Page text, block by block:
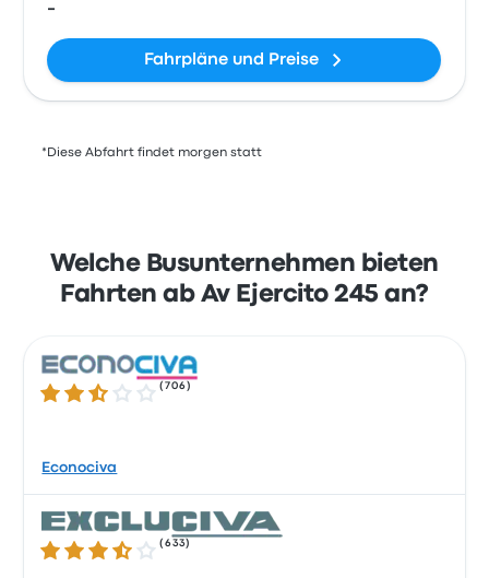
-
Fahrpläne und Preise
*Diese Abfahrt findet morgen statt
Welche Busunternehmen bieten
Fahrten ab Av Ejercito 245 an?
2.5 von 5 Sternen
(706 )
Econociva
3.6 von 5 Sternen
(633)